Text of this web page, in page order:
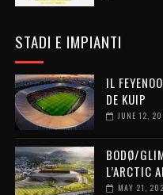
STADI E IMPIANTI
IL
DE KUIP
JUNE 12,
BODØ/
L’ARCTIC
MAY 21,